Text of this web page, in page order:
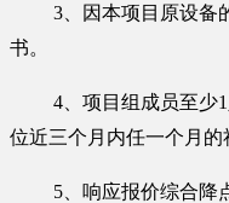
3、因本项目原设备
书。
4、 项目组成员至少
位近三个月内任一个月的
5、响应报价综合降